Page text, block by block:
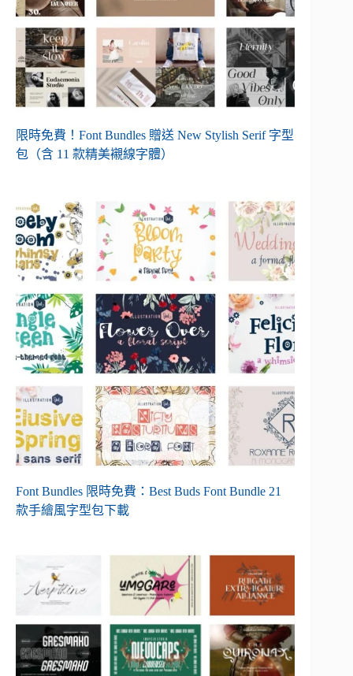
限時免費！Font Bundles 贈送 New Stylish Serif 字型
包（含 11 款精美襯線字體）
Font Bundles 限時免費：Best Buds Font Bundle 21
款手繪風字型包下載